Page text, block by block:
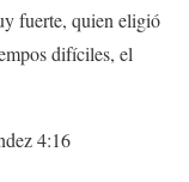
fuerte, quien eligió
difíciles, el
4:16